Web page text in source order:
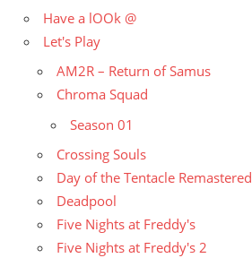
Have a lOOk @
Let's Play
AM2R – Return of Samus
Chroma Squad
Season 01
Crossing Souls
Day of the Tentacle Remastered
Deadpool
Five Nights at Freddy's
Five Nights at Freddy's 2